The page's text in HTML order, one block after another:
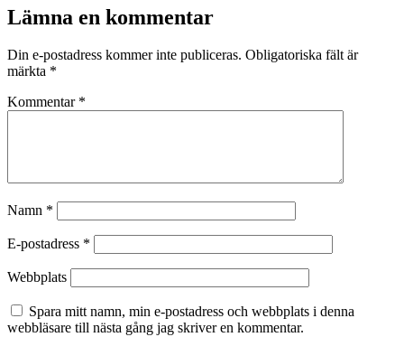
Lämna en kommentar
Din e-postadress kommer inte publiceras. Obligatoriska fält är
märkta *
Kommentar *
Namn *
E-postadress *
Webbplats
Spara mitt namn, min e-postadress och webbplats i denna
webbläsare till nästa gång jag skriver en kommentar.